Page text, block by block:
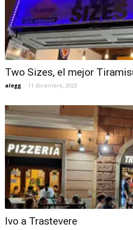
Two Sizes, el mejor
alegg - 11 diciembre, 2023
Ivo a Trastevere